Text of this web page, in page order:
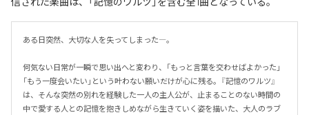
ある日突然、大切な人を失ってしまった―。
何気ない日常が一瞬で思い出へと変わり、「もっと言葉を交わせばよかった」
「もう一度会いたい」という叶わない願いだけが心に残る。『記憶のワルツ』
は、そんな突然の別れを経験した一人の主人公が、止まることのない時間の
中で愛する人との記憶を抱きしめながら生きていく姿を描いた、大人のラブ